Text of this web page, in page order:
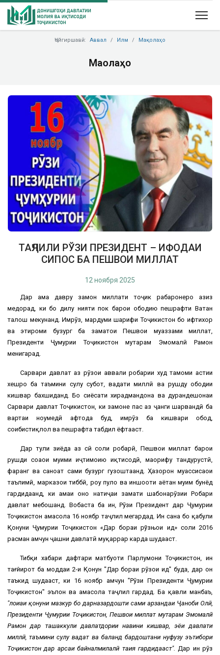
Ҷойгиршавӣ: Аввал Илм Мақолаҳо
Мақолаҳо
ТАҶЛИЛИ РЎЗИ ПРЕЗИДЕНТ – ИФОДАИ
СИПОС БА ПЕШВОИ МИЛЛАТ
12 ноября 2025
Дар ҳама давру замон миллати тоҷик раҳбаронеро азиз
медорад, ки бо дилу нияти пок барои ободию пешрафти Ватан
талош мекунанд. Имрӯз, мардуми шарифи Тоҷикистон бо ифтихор
ва эҳтироми бузург ба заҳматҳои Пешвои муаззами миллат,
Президенти Ҷумҳурии Тоҷикистон муҳтарам Эмомалӣ Раҳмон
менигарад.
Сарвари давлат аз рӯзҳои аввали роҳбарии худ тамоми ҳастии
хешро ба таъмини сулҳу субот, ваҳдати миллӣ ва рушду ободии
кишвар бахшиданд. Бо сиёсати хирадмандона ва дурандешонаи
Сарвари давлат Тоҷикистон, ки замоне пас аз ҷанги шаҳрвандӣ ба
вартаи ноумедӣ афтода буд, имрӯз ба кишвари обод,
соҳибистиқлол ва пешрафта табдил ёфтааст.
Дар тули зиёда аз сӣ соли роҳбарӣ, Пешвои миллат барои
рушди соҳаҳои муҳими иҷтимоию иқтисодӣ, маорифу тандурустӣ,
фарҳанг ва саноат саҳми бузург гузоштаанд. Ҳазорон муассисаҳои
таълимӣ, марказҳои тиббӣ, роҳу пулҳо ва иншооти ҳаётан муҳим бунёд
гардидаанд, ки ҳамаи онҳо натиҷаи заҳмати шабонарӯзии Роҳбари
давлат мебошанд. Вобаста ба ин, Рӯзи Президент дар Ҷумҳурии
Тоҷикистон ҳамасола 16 ноябр таҷлил мегардад. Ин сана бо қабули
Қонуни Ҷумҳурии Тоҷикистон «Дар бораи рўзњои ид» соли 2016
расман ҳамчун ҷашни давлатӣ муқаррар карда шудааст.
Тибқи хабари дафтари матбуоти Парлумони Тоҷикистон, ин
тағйирот ба моддаи 2-и Қонун "Дар бораи рӯзҳои ид" буда, дар он
таъкид шудааст, ки 16 ноябр ҳамчун "Рӯзи Президенти Ҷумҳурии
Тоҷикистон" эълон ва ҳамасола таҷлил гардад. Ба қавли манбаъ,
"лоиҳаи қонуни мазкур бо дарназардошти саҳми арзандаи Ҷаноби Олӣ,
Президенти Ҷумҳурии Тоҷикистон, Пешвои миллат муҳтарам Эмомалӣ
Раҳмон дар ташаккули давлатдории навини кишвар, эҳёи давлати
миллӣ, таъмини сулҳу ваҳдат ва баланд бардоштани нуфузу эътибори
Тоҷикистон дар арсаи байналмилалӣ таҳия гардидааст". Дар ин рӯз